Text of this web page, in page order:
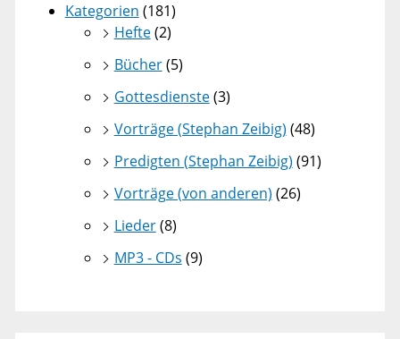
Kategorien (181)
Hefte(2)
Bücher(5)
Gottesdienste(3)
Vorträge (Stephan Zeibig) (48)
Predigten (Stephan Zeibig) (91)
Vorträge (von anderen) (26)
Lieder(8)
MP3 - CDs (9)